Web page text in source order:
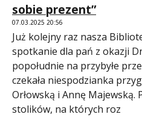
sobie prezent”
07.03.2025 20:56
Już kolejny raz nasza
spotkanie dla pań z okazji
popołudnie na przybyłe
czekała niespodzianka
Orłowską i Annę Majewską.
stolików, na których roz